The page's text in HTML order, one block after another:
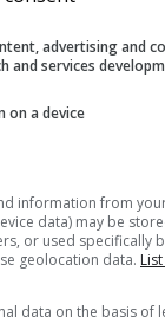
advertising and
and services
on a device
information from
data) may be
or used specifically
geolocation data.
data on the basis of